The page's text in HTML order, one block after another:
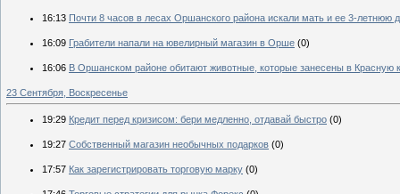
16:13 Почти 8 часов в лесах Оршанского района искали мать и ее 3-летнюю
16:09 Грабители напали на ювелирный магазин в Орше (0)
16:06 В Оршанском районе обитают животные, которые занесены в Красную
23 Сентября, Воскресенье
19:29 Кредит перед кризисом: бери медленно, отдавай быстро (0)
19:27 Собственный магазин необычных подарков (0)
17:57 Как зарегистрировать торговую марку (0)